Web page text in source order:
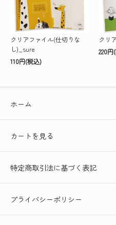
クリアファイル(仕切りな
し)_sure
110円(税込)
クリ
220円
ホーム
カートを見る
特定商取引法に基づく表記
プライバシーポリシー